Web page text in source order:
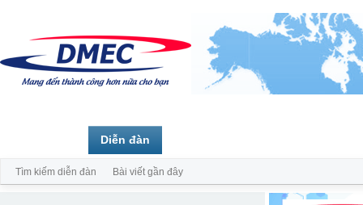
Diễn đàn
Tìm kiếm diễn đàn Bài viết gần đây